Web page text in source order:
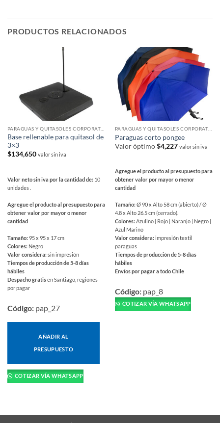
se
producto
se
página
de
producto
PRODUCTOS RELACIONADOS
Base rellenable para quitasol de
3×3
$134,650 valor sin iva
Valor neto sin iva por la cantidad de: 10
unidades .
Agregue el producto al presupuesto para
obtener valor por mayor o menor
cantidad
Tamaño:95 x 95 x 17 cm
Colores: Negro
Valor considera:sin impresión
Tiempos de producción de 5-8 días
hábiles
Despacho gratisen Santiago, regiones
por pagar
Código: pap_27
AÑADIR AL
PRESUPUESTO
COTIZAR VÍA WHATSAPP
Paraguas corto pongee
Valor óptimo$4,227 valor sin iva
Agregue el producto al presupuesto para
obtener valor por mayor o menor
cantidad
Tamaño:Ø 90 x Alto 58 cm (abierto) / Ø
4.8 x Alto 26.5 cm (cerrado).
Colores:Azulino | Rojo | Naranjo | Negro |
Azul Marino
Valor considera:impresión textil
paraguas
Tiempos de producción de 5-8 días
hábiles
Envíos por pagar a todo Chile
producto
tiene
múltiples
de
Código: pap_8
COTIZAR VÍA WHATSAPP